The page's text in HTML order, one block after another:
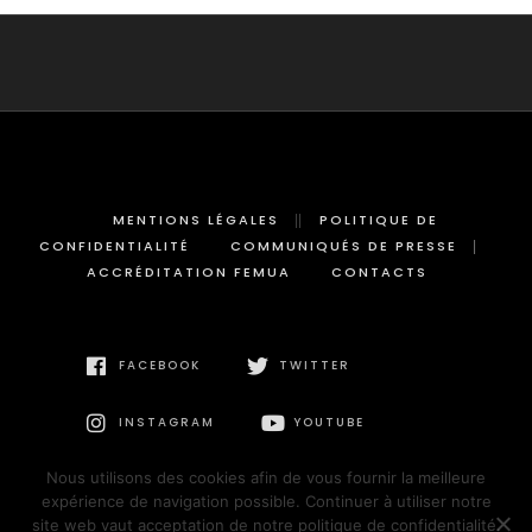
MENTIONS LÉGALES
POLITIQUE DE
CONFIDENTIALITÉ
COMMUNIQUÉS DE PRESSE
ACCRÉDITATION FEMUA
CONTACTS
FACEBOOK TWITTER
INSTAGRAM YOUTUBE
Nous utilisons des cookies afin de vous fournir la meilleure
expérience de navigation possible. Continuer à utiliser notre
site web vaut acceptation de notre politique de confidentialité.